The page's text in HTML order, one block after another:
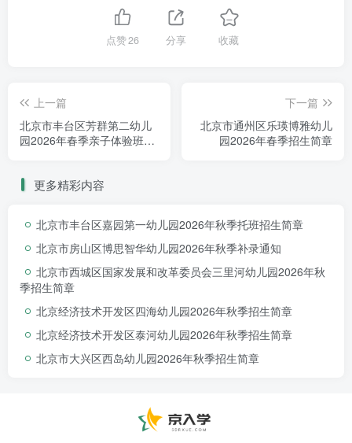
建设用地面积4200平方米，总建筑面积约
3978平方米。项目规划为12班幼儿园，建成
后可容纳幼儿360人。据悉，幼儿园计划
2026年 秋季新学期正式投入使用。
点赞26 分享 收藏
上一篇
北京市丰台区芳群第二幼儿
园2026年春季亲子体验班招
下一篇
北京市通州区乐瑛博雅幼儿
园2026年春季招生简章
更多精彩内容
北京市丰台区嘉园第一幼儿园2026年秋季托班招生简章
北京市房山区博思智华幼儿园2026年秋季补录通知
北京市西城区国家发展和改革委员会三里河幼儿园2026年秋
季招生简章
北京经济技术开发区四海幼儿园2026年秋季招生简章
北京经济技术开发区泰河幼儿园2026年秋季招生简章
北京市大兴区西岛幼儿园2026年秋季招生简章